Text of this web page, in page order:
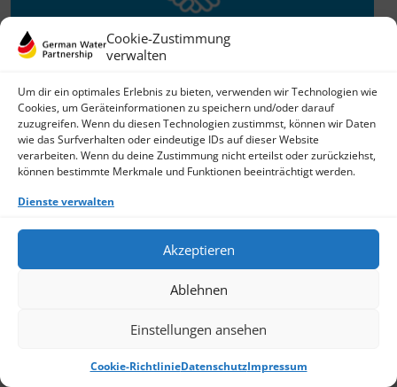
Cookie-Zustimmung
verwalten
Um dir ein optimales Erlebnis zu bieten, verwenden wir Technologien wie
Cookies, um Geräteinformationen zu speichern und/oder darauf
zuzugreifen. Wenn du diesen Technologien zustimmst, können wir Daten
wie das Surfverhalten oder eindeutige IDs auf dieser Website
verarbeiten. Wenn du deine Zustimmung nicht erteilst oder zurückziehst,
können bestimmte Merkmale und Funktionen beeinträchtigt werden.
Dienste verwalten
Akzeptieren
Ablehnen
Einstellungen ansehen
Cookie-RichtlinieDatenschutzImpressum
Willkommen im Netzwerk
26.11.2025
GWP freut sich über Neuzuwachs: Die SKion Water GmbH
bereichert das Netzwerk als Technologie- und
Lösungsanbieter sowie Anlagenbauer im Bereich
› Weiterlesen